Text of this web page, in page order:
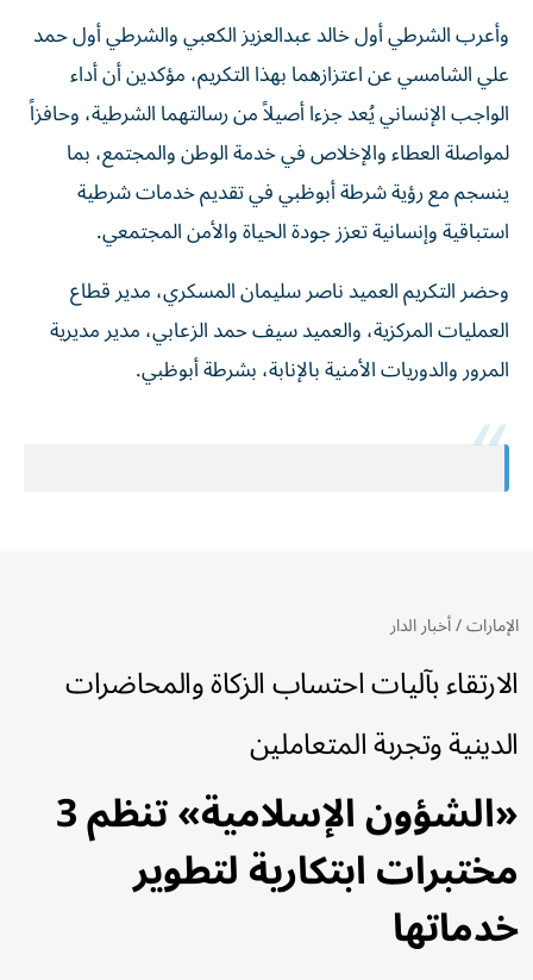
وأعرب الشرطي أول خالد عبدالعزيز الكعبي والشرطي أول حمد
علي الشامسي عن اعتزازهما بهذا التكريم، مؤكدين أن أداء
الواجب الإنساني يُعد جزءا أصيلاً من رسالتهما الشرطية، وحافزاً
لمواصلة العطاء والإخلاص في خدمة الوطن والمجتمع، بما
ينسجم مع رؤية شرطة أبوظبي في تقديم خدمات شرطية
استباقية وإنسانية تعزز جودة الحياة والأمن المجتمعي.
وحضر التكريم العميد ناصر سليمان المسكري، مدير قطاع
العمليات المركزية، والعميد سيف حمد الزعابي، مدير مديرية
المرور والدوريات الأمنية بالإنابة، بشرطة أبوظبي.
الإمارات/أخبار الدار
الارتقاء بآليات احتساب الزكاة والمحاضرات
الدينية وتجربة المتعاملين
«الشؤون الإسلامية» تنظم 3
مختبرات ابتكارية لتطوير
خدماتها